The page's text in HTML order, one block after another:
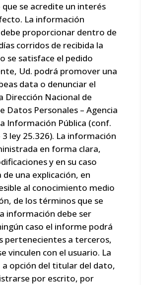
que se acredite un interés
La información
proporcionar dentro de
corridos de recibida la
se satisface el pedido
Ud. podrá promover una
data o denunciar el
Dirección Nacional de
Datos Personales – Agencia
Información Pública (conf.
ley 25.326). La información
en forma clara,
y en su caso
una explicación, en
al conocimiento medio
de los términos que se
información debe ser
caso el informe podrá
pertenecientes a terceros,
vinculen con el usuario. La
opción del titular del dato,
por escrito, por